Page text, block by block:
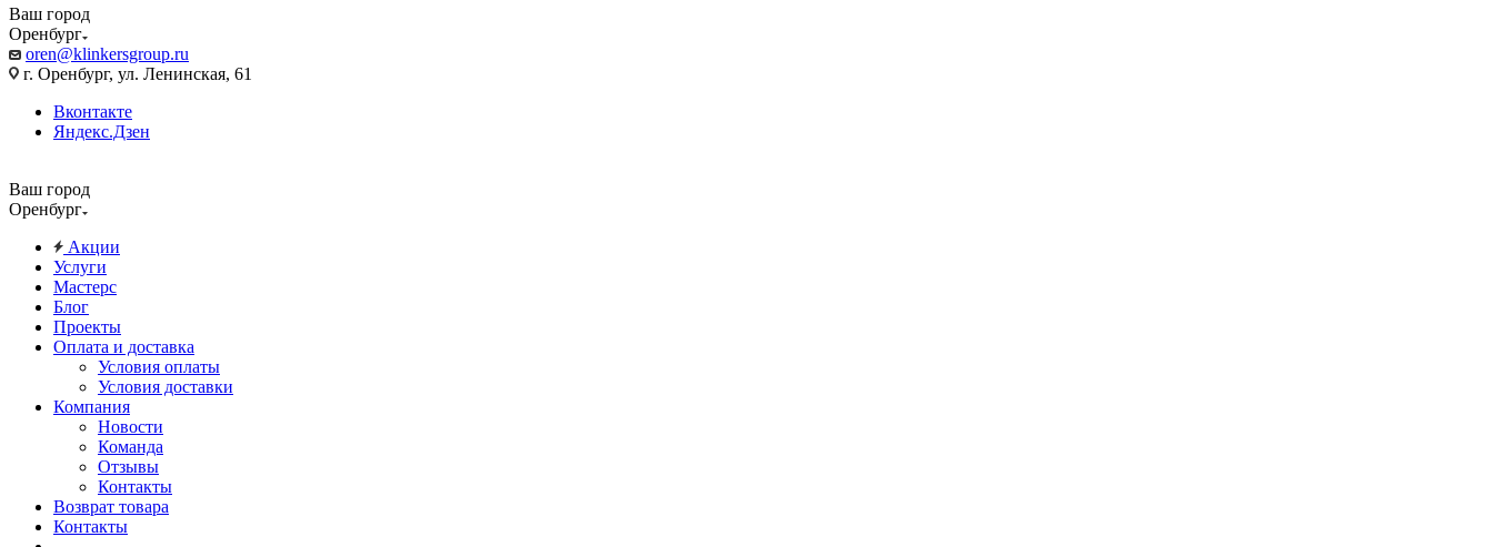
Ваш город
Оренбург
oren@klinkersgroup.ru
г. Оренбург, ул. Ленинская, 61
Вконтакте
Яндекс.Дзен
Ваш город
Оренбург
Акции
Услуги
Мастерс
Блог
Проекты
Оплата и доставка
Условия оплаты
Условия доставки
Компания
Новости
Команда
Отзывы
Контакты
Возврат товара
Контакты